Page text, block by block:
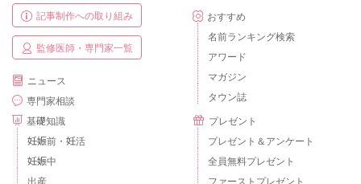
記事制作への取り組み
監修医師・専門家一覧
ニュース
専門家相談
基礎知識
妊娠前・妊活
妊娠中
出産
おすすめ
名前ランキング検索
アワード
マガジン
タウン誌
プレゼント
プレゼント＆アンケート
全員無料プレゼント
ファーストプレゼント